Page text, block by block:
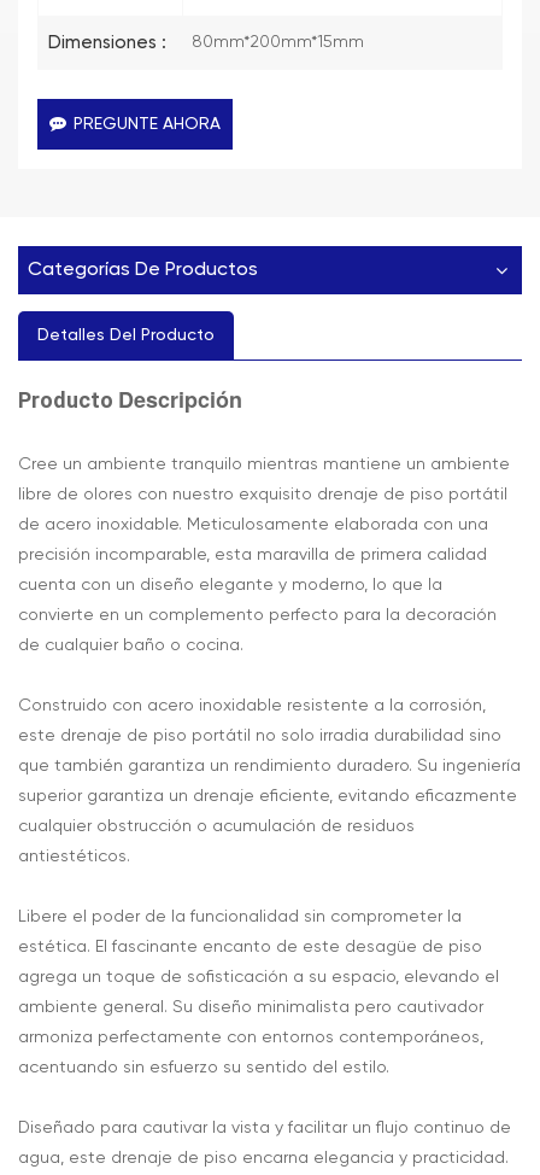
Dimensiones : 80mm*200mm*15mm
PREGUNTE AHORA
Categorías De Productos
Detalles Del Producto
Producto Descripción
Cree un ambiente tranquilo mientras mantiene un ambiente
libre de olores con nuestro exquisito drenaje de piso portátil
de acero inoxidable. Meticulosamente elaborada con una
precisión incomparable, esta maravilla de primera calidad
cuenta con un diseño elegante y moderno, lo que la
convierte en un complemento perfecto para la decoración
de cualquier baño o cocina.
Construido con acero inoxidable resistente a la corrosión,
este drenaje de piso portátil no solo irradia durabilidad sino
que también garantiza un rendimiento duradero. Su ingeniería
superior garantiza un drenaje eficiente, evitando eficazmente
cualquier obstrucción o acumulación de residuos
antiestéticos.
Libere el poder de la funcionalidad sin comprometer la
estética. El fascinante encanto de este desagüe de piso
agrega un toque de sofisticación a su espacio, elevando el
ambiente general. Su diseño minimalista pero cautivador
armoniza perfectamente con entornos contemporáneos,
acentuando sin esfuerzo su sentido del estilo.
Diseñado para cautivar la vista y facilitar un flujo continuo de
agua, este drenaje de piso encarna elegancia y practicidad.